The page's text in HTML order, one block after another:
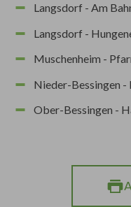
Langsdorf - Am
Langsdorf -
Muschenheim -
Nieder-Bessingen -
Ober-Bessingen -